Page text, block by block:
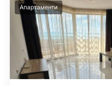
Апартаменти